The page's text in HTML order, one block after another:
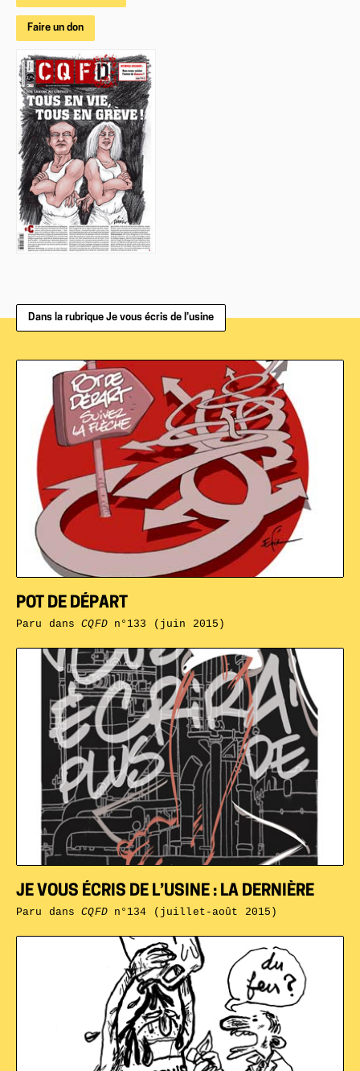
Faire un don
Dans la rubrique Je vous écris de l’usine
JE VOUS ÉCRIS DE L’USINE : LA DERNIÈRE
Paru dansCQFDn°134 (juillet-août 2015)
POT DE DÉPART
Paru dansCQFDn°133 (juin 2015)